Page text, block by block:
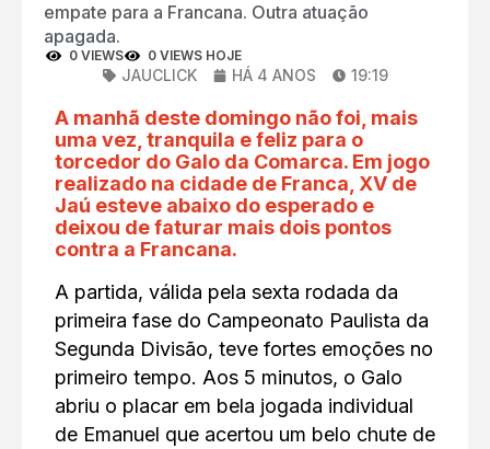
empate para a Francana. Outra atuação
apagada.
0 VIEWS 0 VIEWS HOJE
JAUCLICK HÁ 4 ANOS 19:19
A manhã deste domingo não foi, mais
uma vez, tranquila e feliz para o
torcedor do Galo da Comarca. Em jogo
realizado na cidade de Franca, XV de
Jaú esteve abaixo do esperado e
deixou de faturar mais dois pontos
contra a Francana.
A partida, válida pela sexta rodada da
primeira fase do Campeonato Paulista da
Segunda Divisão, teve fortes emoções no
primeiro tempo. Aos 5 minutos, o Galo
abriu o placar em bela jogada individual
de Emanuel que acertou um belo chute de